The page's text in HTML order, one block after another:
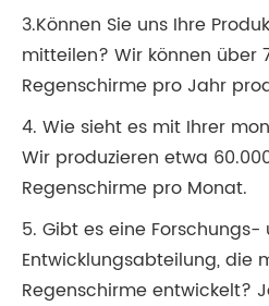
3.Können Sie uns Ihre
mitteilen? Wir können über
Regenschirme pro Jahr
4. Wie sieht es mit Ihrer
Wir produzieren etwa
Regenschirme pro Monat.
5. Gibt es eine Forschungs-
Entwicklungsabteilung, die
Regenschirme entwickelt?